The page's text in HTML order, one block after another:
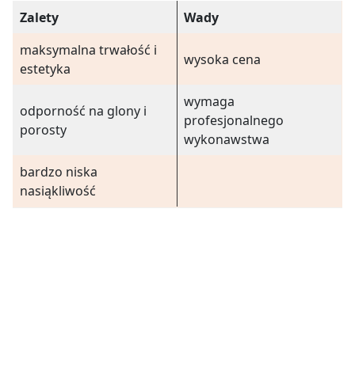
Zalety
Wady
maksymalna trwałość i
estetyka
wysoka cena
odporność na glony i
porosty
wymaga
profesjonalnego
wykonawstwa
bardzo niska
nasiąkliwość